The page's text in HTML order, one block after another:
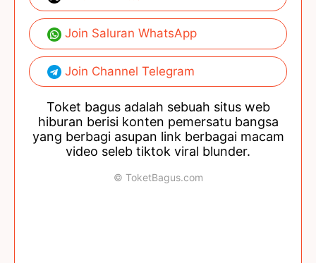
Join Saluran WhatsApp
Join Channel Telegram
Toket bagus adalah sebuah situs web
hiburan berisi konten pemersatu bangsa
yang berbagi asupan link berbagai macam
video seleb tiktok viral blunder.
© ToketBagus.com